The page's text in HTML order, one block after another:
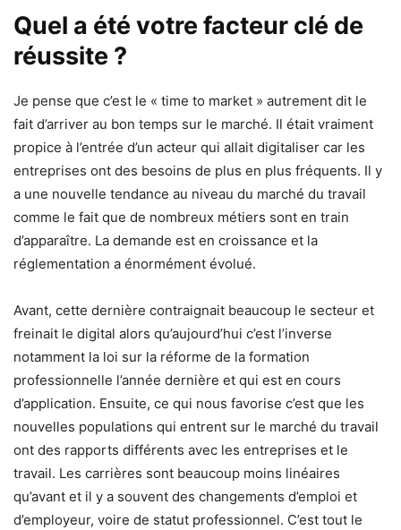
Quel a été votre facteur clé de
réussite ?
Je pense que c’est le « time to market » autrement dit le
fait d’arriver au bon temps sur le marché. Il était vraiment
propice à l’entrée d’un acteur qui allait digitaliser car les
entreprises ont des besoins de plus en plus fréquents. Il y
a une nouvelle tendance au niveau du marché du travail
comme le fait que de nombreux métiers sont en train
d’apparaître. La demande est en croissance et la
réglementation a énormément évolué.
Avant, cette dernière contraignait beaucoup le secteur et
freinait le digital alors qu’aujourd’hui c’est l’inverse
notamment la loi sur la réforme de la formation
professionnelle l’année dernière et qui est en cours
d’application. Ensuite, ce qui nous favorise c’est que les
nouvelles populations qui entrent sur le marché du travail
ont des rapports différents avec les entreprises et le
travail. Les carrières sont beaucoup moins linéaires
qu’avant et il y a souvent des changements d’emploi et
d’employeur, voire de statut professionnel. C’est tout le